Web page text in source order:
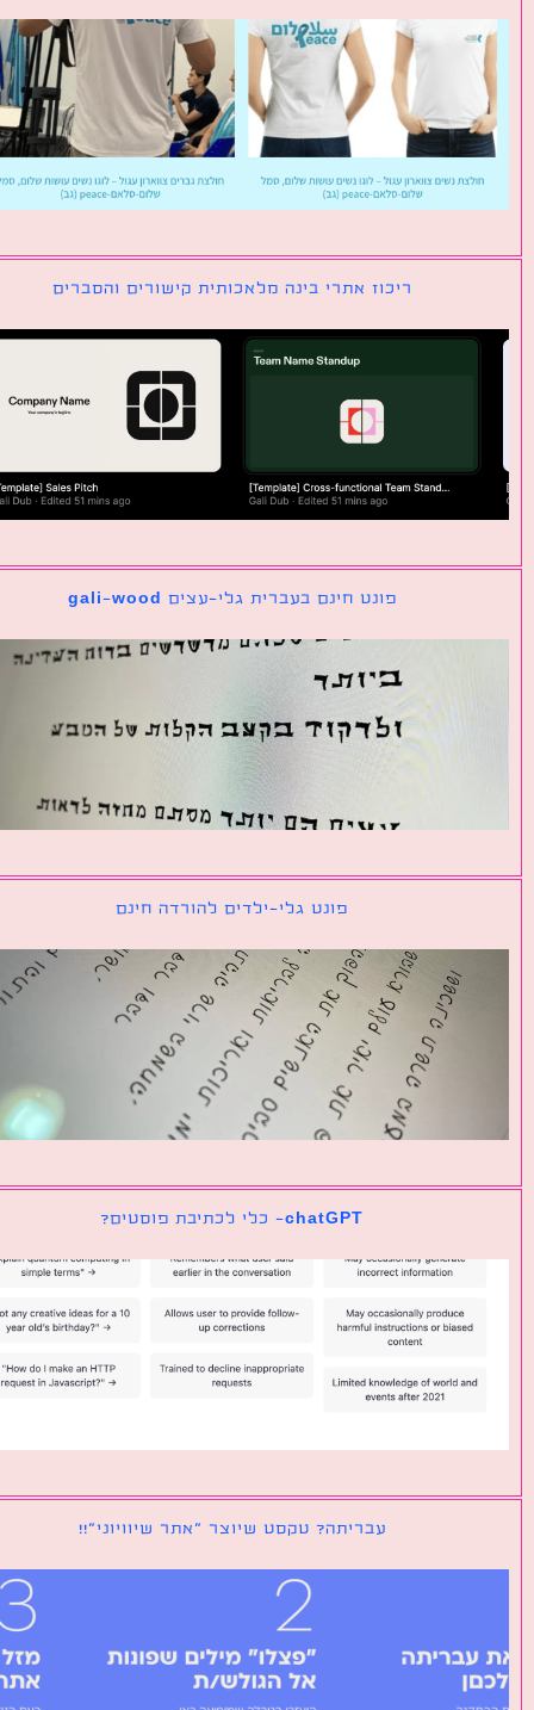
ריכוז אתרי בינה מלאכותית קישורים והסברים
פונט חינם בעברית גלי-עצים gali-wood
פונט גלי-ילדים להורדה חינם
chatGPT- כלי לכתיבת פוסטים?
עבריתה? טקסט שיוצר ״אתר שיוויוני״!!